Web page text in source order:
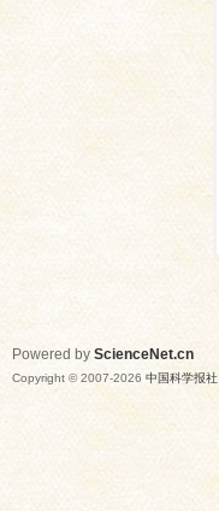
Powered by ScienceNet.cn
Copyright © 2007-2026 中国科学报社